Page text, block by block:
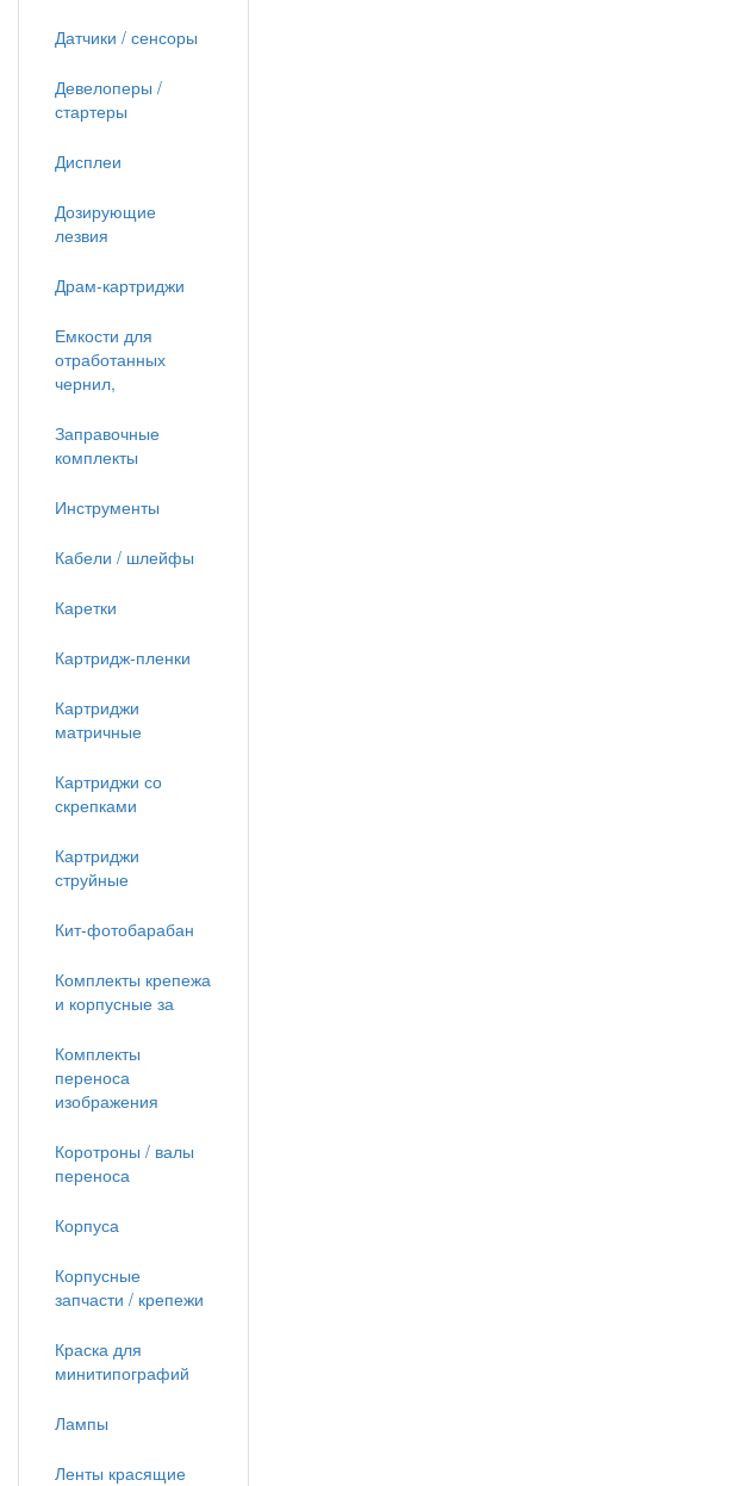
Датчики / сенсоры
Девелоперы /
стартеры
Дисплеи
Дозирующие
лезвия
Драм-картриджи
Емкости для
отработанных
чернил,
Заправочные
комплекты
Инструменты
Кабели / шлейфы
Каретки
Картридж-пленки
Картриджи
матричные
Картриджи со
скрепками
Картриджи
струйные
Кит-фотобарабан
Комплекты крепежа
и корпусные за
Комплекты
переноса
изображения
Коротроны / валы
переноса
Корпуса
Корпусные
запчасти / крепежи
Краска для
минитипографий
Лампы
Ленты красящие